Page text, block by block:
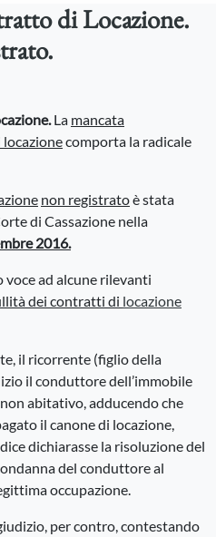
di Locazione.
La mancata
comporta la radicale
non registratoè stata
di Cassazione nella
2016.
voce ad alcune rilevanti
dei contratti di locazione
il ricorrente (figlio della
il conduttore dell’immobile
abitativo, adducendo che
il canone di locazione,
dichiarasse la risoluzione del
del conduttore al
occupazione.
per contro, contestando